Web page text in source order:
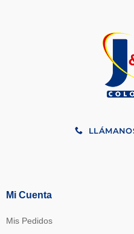
Mi Cuenta
Mis Pedidos